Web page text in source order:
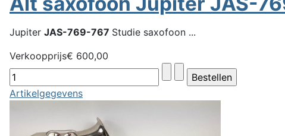
Jupiter JAS-769-767 Studie saxofoon ...
Verkoopprijs€ 600,00
Artikelgegevens